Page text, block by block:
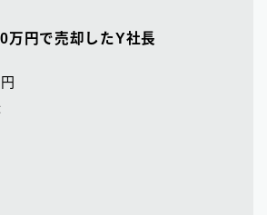
万円で売却したY社長